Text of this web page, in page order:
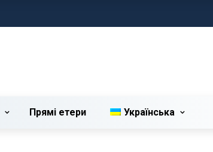
Прямі етери Українська